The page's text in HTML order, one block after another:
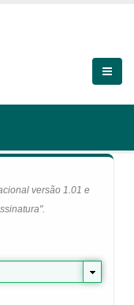
versão 1.01 e